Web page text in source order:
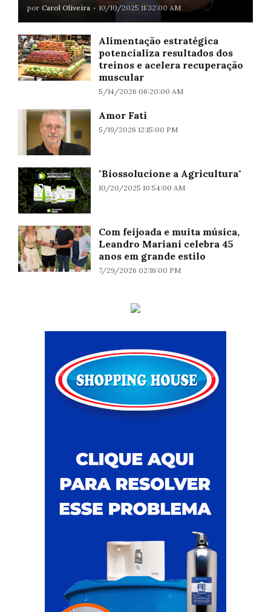
por Carol Oliveira - 10/10/2025 11:32:00 AM
Alimentação estratégica
potencializa resultados dos
treinos e acelera recuperação
muscular
5/14/2026 06:20:00 AM
Amor Fati
5/19/2026 12:15:00 PM
"Biossolucione a Agricultura"
10/20/2025 10:54:00 AM
Com feijoada e muita música,
Leandro Mariani celebra 45
anos em grande estilo
7/29/2026 02:16:00 PM